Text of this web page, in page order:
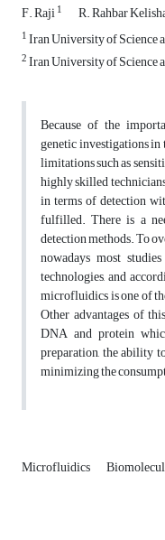
F. Raji1 R. Rahbar
1Iran University of Science
2Iran University of Science
Because of the
genetic investigations
limitations such as
highly skilled
in terms of detection
fulfilled. There is a
detection methods. To
nowadays most
technologies, and
microfluidics is one of
Other advantages of
DNA and protein
preparation, the ability
minimizing the
Microfluidics